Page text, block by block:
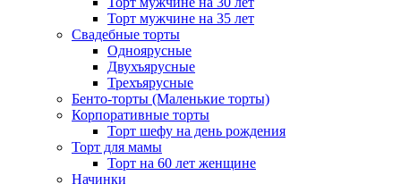
Торт мужчине на 35 лет
Свадебные торты
Одноярусные
Двухъярусные
Трехъярусные
Бенто-торты (Маленькие торты)
Корпоративные торты
Торт шефу на день рождения
Торт для мамы
Торт на 60 лет женщине
Начинки